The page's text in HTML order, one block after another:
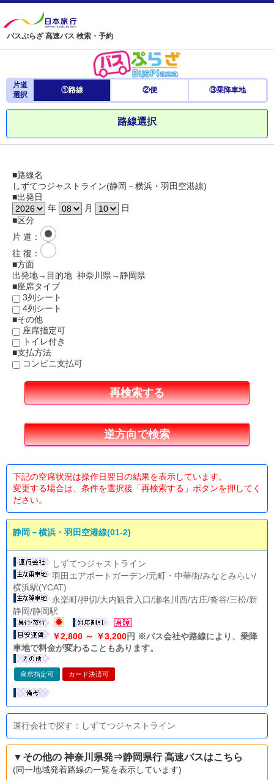
バスぷらざ 高速バス 検索・予約
片道
選択
①路線 ②便 ③乗降車地
路線選択
■路線名
しずてつジャストライン(静岡－横浜・羽田空港線)
■出発日
年
月
日
■区分
片 道 ：
往 復 ：
■方面
出発地→目的地 神奈川県→静岡県
■座席タイプ
3列シート
4列シート
■その他
座席指定可
トイレ付き
■支払方法
コンビニ支払可
下記の空席状況は操作日翌日の結果を表示しています。
変更する場合は、条件を選択後「再検索する」ボタンを押してく
ださい。
静岡－横浜・羽田空港線(01-2)
しずてつジャストライン
羽田エアポートガーデン/元町・中華街/みなとみらい/
横浜駅(YCAT)
永楽町/押切/大内観音入口/瀬名川西/古庄/沓谷/三松/新
静岡/静岡駅
￥2,800 ～ ￥3,200円 ※バス会社や路線により、乗降
車地で料金が変わることもあります。
座席指定可 カード決済可
運行会社で探す：しずてつジャストライン
▼その他の 神奈川県発⇒静岡県行 高速バスはこちら
(同一地域発着路線の一覧を表示しています)